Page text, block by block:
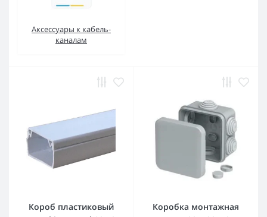
Аксессуары к кабель-
каналам
Короб пластиковый
Коробка монтажная